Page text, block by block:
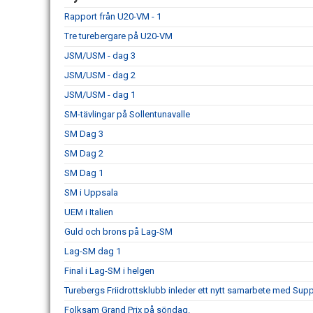
Rapport från U20-VM - 1
Tre turebergare på U20-VM
JSM/USM - dag 3
JSM/USM - dag 2
JSM/USM - dag 1
SM-tävlingar på Sollentunavalle
SM Dag 3
SM Dag 2
SM Dag 1
SM i Uppsala
UEM i Italien
Guld och brons på Lag-SM
Lag-SM dag 1
Final i Lag-SM i helgen
Turebergs Friidrottsklubb inleder ett nytt samarbete med
Folksam Grand Prix på söndag.